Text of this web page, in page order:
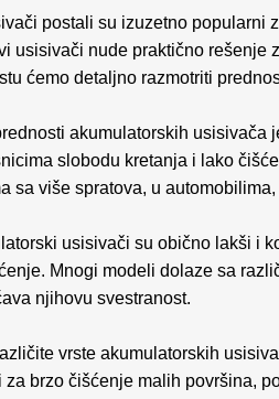
postali su izuzetno
usisivači nude praktično
ćemo detaljno razmotriti
akumulatorskih
slobodu kretanja i lako
sa više spratova, u
usisivači su obično lakši i
Mnogi modeli dolaze sa
njihovu svestranost.
vrste akumulatorskih
brzo čišćenje malih površina,